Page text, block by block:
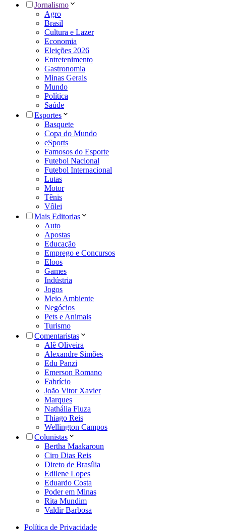
Jornalismo
Agro
Brasil
Cultura e Lazer
Economia
Eleições 2026
Entretenimento
Gastronomia
Minas Gerais
Mundo
Política
Saúde
Esportes
Basquete
Copa do Mundo
eSports
Famosos do Esporte
Futebol Nacional
Futebol Internacional
Lutas
Motor
Tênis
Vôlei
Mais Editorias
Auto
Apostas
Educação
Emprego e Concursos
Eloos
Games
Indústria
Jogos
Meio Ambiente
Negócios
Pets e Animais
Turismo
Comentaristas
Alê Oliveira
Alexandre Simões
Edu Panzi
Emerson Romano
Fabrício
João Vitor Xavier
Marques
Nathália Fiuza
Thiago Reis
Wellington Campos
Colunistas
Bertha Maakaroun
Ciro Dias Reis
Direto de Brasília
Edilene Lopes
Eduardo Costa
Poder em Minas
Rita Mundim
Valdir Barbosa
Política de Privacidade